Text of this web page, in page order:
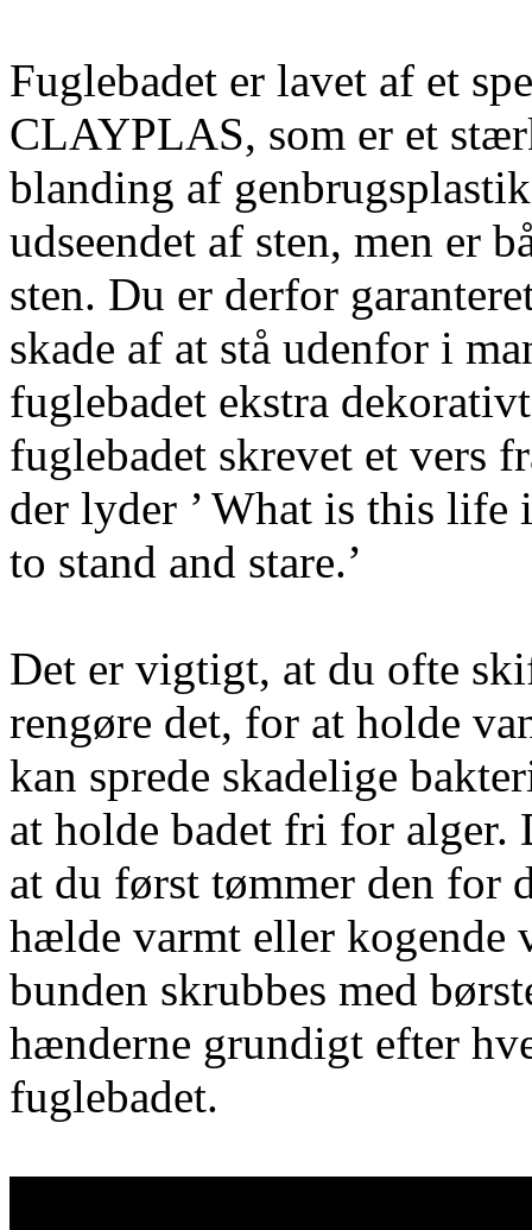
Fuglebadet er lavet af et
CLAYPLAS, som er et
blanding af
udseendet af sten, men er
sten. Du er derfor
skade af at stå udenfor i
fuglebadet ekstra
fuglebadet skrevet et vers
der lyder ’ What is this
to stand and stare.’
Det er vigtigt, at du ofte
rengøre det, for at holde
kan sprede skadelige
at holde badet fri for alger.
at du først tømmer den for
hælde varmt eller kogende
bunden skrubbes med
hænderne grundigt efter
fuglebadet.